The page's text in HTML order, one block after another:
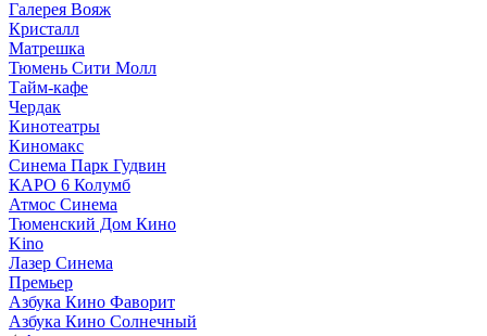
Галерея Вояж
Кристалл
Матрешка
Тюмень Сити Молл
Тайм-кафе
Чердак
Кинотеатры
Киномакс
Синема Парк Гудвин
КАРО 6 Колумб
Атмос Синема
Тюменский Дом Кино
Kino
Лазер Синема
Премьер
Азбука Кино Фаворит
Азбука Кино Солнечный